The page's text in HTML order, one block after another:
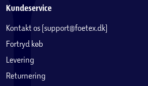
Kundeservice
Kontakt os (support@foetex.dk)
Fortryd køb
Levering
Returnering